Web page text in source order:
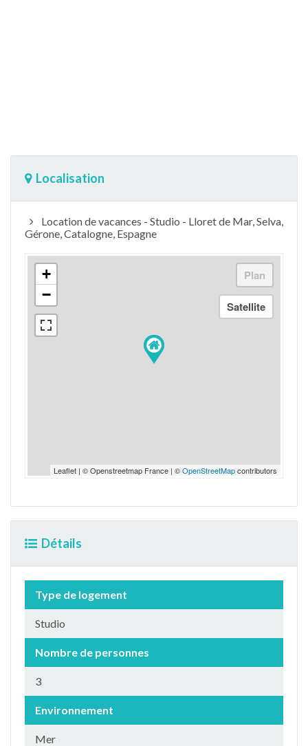
Localisation
Location de vacances - Studio - Lloret de Mar, Selva,
Gérone, Catalogne, Espagne
+
−
Leaflet | © Openstreetmap France | ©OpenStreetMapcontributors
Détails
Type de logement
Studio
Nombre de personnes
3
Environnement
Mer